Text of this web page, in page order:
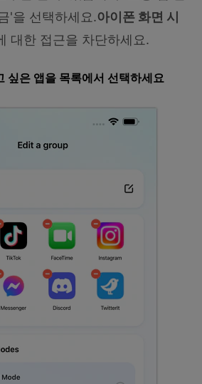
'을 선택하세요.아이폰 화면 시
대한 접근을 차단하세요.
싶은 앱을 목록에서 선택하세요